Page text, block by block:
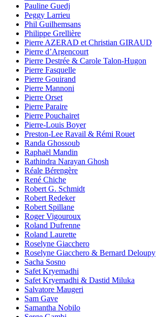
Pauline Guedj
Peggy Larrieu
Phil Guilhemsans
Philippe Grellière
Pierre AZERAD et Christian GIRAUD
Pierre d’Argencourt
Pierre Destrée & Carole Talon-Hugon
Pierre Fasquelle
Pierre Gouirand
Pierre Mannoni
Pierre Orset
Pierre Paraire
Pierre Pouchairet
Pierre-Louis Boyer
Preston-Lee Ravail & Rémi Rouet
Randa Ghossoub
Raphaël Mandin
Rathindra Narayan Ghosh
Réale Bérengère
René Chiche
Robert G. Schmidt
Robert Redeker
Robert Spillane
Roger Vigouroux
Roland Dufrenne
Roland Laurette
Roselyne Giacchero
Roselyne Giacchero & Bernard Deloupy
Sacha Sosno
Safet Kryemadhi
Safet Kryemadhi & Dastid Miluka
Salvatore Maugeri
Sam Gave
Samantha Nobilo